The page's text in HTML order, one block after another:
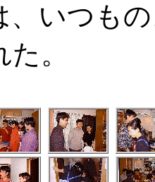
、いつも
。